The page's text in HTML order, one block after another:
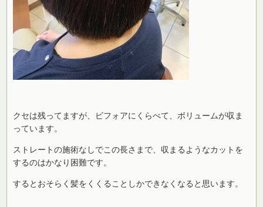
クセは残ってますが、ビフォアにくらべて、ボリュームが収ま
っています。
ストレートの施術なしでこの長さまで、収まるようなカットを
するのはかなり困難です。
するとおそらく髪をくくることしかできなくなると思います。